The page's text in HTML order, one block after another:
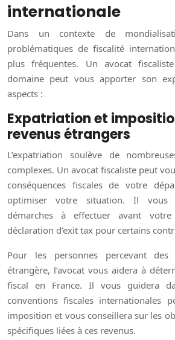
internationale
Dans un contexte de
problématiques de fiscalité
plus fréquentes. Un avocat
domaine peut vous apporter son
aspects :
Expatriation et
revenus étrangers
L’expatriation soulève de
complexes. Un avocat fiscaliste peut
conséquences fiscales de votre
optimiser votre situation. Il vous
démarches à effectuer avant
déclaration d’exit tax pour certains
Pour les personnes percevant
étrangère, l’avocat vous aidera à
fiscal en France. Il vous guidera
conventions fiscales internationales
imposition et vous conseillera sur les
spécifiques liées à ces revenus.